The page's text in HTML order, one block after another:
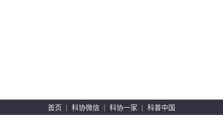
首页 | 科协微信 | 科协一家 | 科普中国